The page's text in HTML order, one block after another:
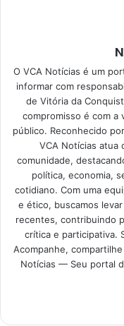
O VCA Notícias é um
informar com
de Vitória da
compromisso é com a
público. Reconhecido
VCA Notícias atua
comunidade,
política, economia,
cotidiano. Com uma
e ético, buscamos
recentes, contribuindo
crítica e participativa.
Acompanhe,
Notícias — Seu portal